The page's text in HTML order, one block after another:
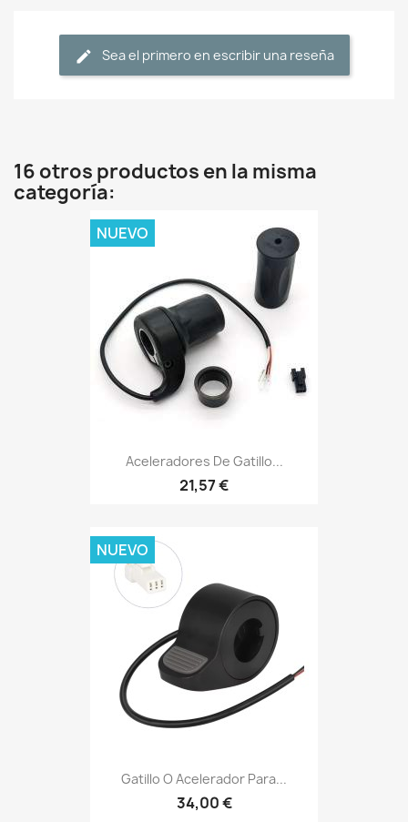
Sea el primero en escribir una reseña
16 otros productos en la misma
categoría:
Aceleradores De Gatillo...
21,57 €
NUEVO
Gatillo O Acelerador Para...
34,00 €
NUEVO